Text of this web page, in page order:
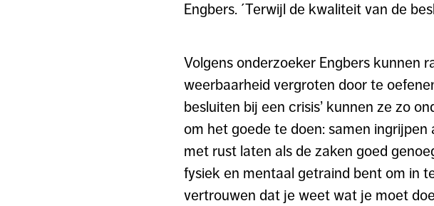
Engbers. ´Terwijl de kwaliteit van de
Volgens onderzoeker Engbers kunnen
weerbaarheid vergroten door te
besluiten bij een crisis’ kunnen ze zo
om het goede te doen: samen
met rust laten als de zaken goed
fysiek en mentaal getraind bent om in
vertrouwen dat je weet wat je moet